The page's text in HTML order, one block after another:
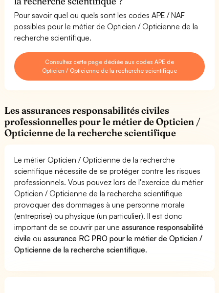
Pour savoir quel ou quels sont les codes APE / NAF
possibles pour le métier de Opticien / Opticienne de la
recherche scientifique.
Consultez cette page dédiée aux codes APE de
Opticien / Opticienne de la recherche scientifique
Les assurances responsabilités civiles
professionnelles pour le métier de Opticien /
Opticienne de la recherche scientifique
Le métier Opticien / Opticienne de la recherche
scientifique nécessite de se protéger contre les risques
professionnels. Vous pouvez lors de l'exercice du métier
Opticien / Opticienne de la recherche scientifique
provoquer des dommages à une personne morale
(entreprise) ou physique (un particulier). Il est donc
important de se couvrir par uneassurance responsabilité
civile ouassurance RC PRO pour le métier de Opticien /
Opticienne de la recherche scientifique.